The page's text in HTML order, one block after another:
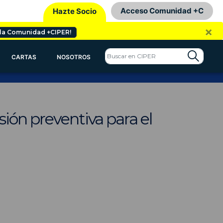
Hazte Socio Acceso Comunidad +C
la Comunidad +CIPER! ×
CARTAS NOSOTROS
preventiva para el